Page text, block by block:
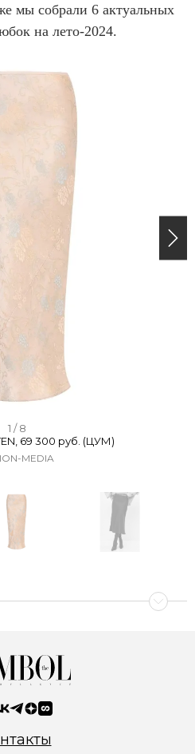
мы собрали 6 актуальных
на лето-2024.
1 / 8
69 300 руб. (ЦУМ)
MEDIA